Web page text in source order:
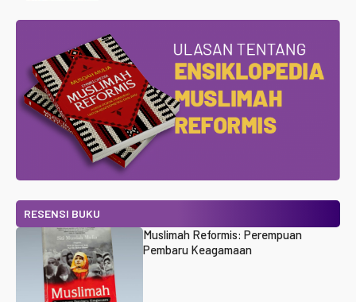
RESENSI BUKU
Muslimah Reformis: Perempuan
Pembaru Keagamaan